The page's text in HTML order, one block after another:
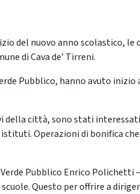
del nuovo anno scolastico, le
di Cava de’ Tirreni.
Pubblico, hanno avuto
della città, sono stati
Operazioni di bonifica
Pubblico Enrico
Questo per offrire a